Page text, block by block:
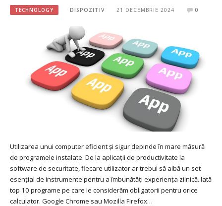
TECHNOLOGY DISPOZITIV 21 DECEMBRIE 2024 0
Utilizarea unui computer eficient și sigur depinde în mare măsură
de programele instalate. De la aplicații de productivitate la
software de securitate, fiecare utilizator ar trebui să aibă un set
esențial de instrumente pentru a îmbunătăți experiența zilnică. Iată
top 10 programe pe care le considerăm obligatorii pentru orice
calculator. Google Chrome sau Mozilla Firefox…